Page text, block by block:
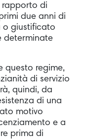
rapporto di
due anni di
o giustificato
determinate
questo regime,
di servizio
quindi, da
di una
motivo
e a
prima di